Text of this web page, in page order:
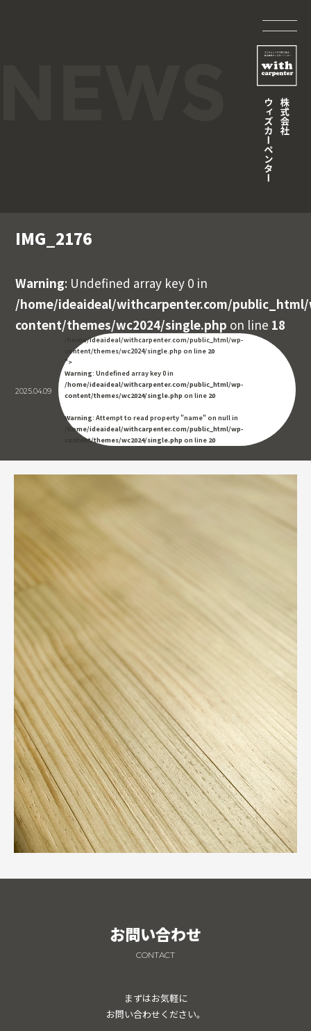
IMG_2176
Warning: Undefined array key 0 in
/home/ideaideal/withcarpenter.com/
content/themes/wc2024/single.php on line 18
2025.04.09
/home/ideaideal/withcarpenter.com/public_html/wp-
content/themes/wc2024/single.php on line 20
">
Warning: Undefined array key 0 in
/home/ideaideal/withcarpenter.com/public_html/wp-
content/themes/wc2024/single.php on line 20
Warning: Attempt to read property "name" on null in
/home/ideaideal/withcarpenter.com/public_html/wp-
content/themes/wc2024/single.php on line 20
お問い合わせ
CONTACT
まずはお気軽に
お問い合わせください。